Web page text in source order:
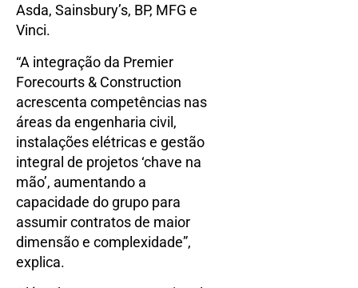
Asda, Sainsbury’s, BP, MFG e
Vinci.
“A integração da Premier
Forecourts & Construction
acrescenta competências nas
áreas da engenharia civil,
instalações elétricas e gestão
integral de projetos ‘chave na
mão’, aumentando a
capacidade do grupo para
assumir contratos de maior
dimensão e complexidade”,
explica.